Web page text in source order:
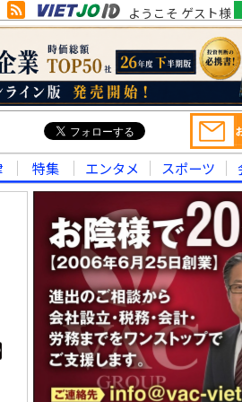
ようこそ ゲスト様
特集 エンタメ スポーツ